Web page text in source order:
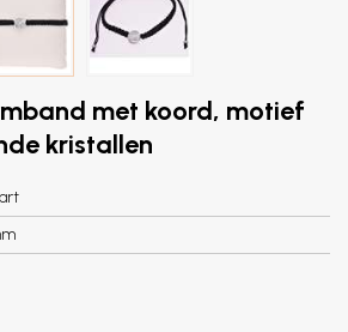
met koord, motief
kristallen